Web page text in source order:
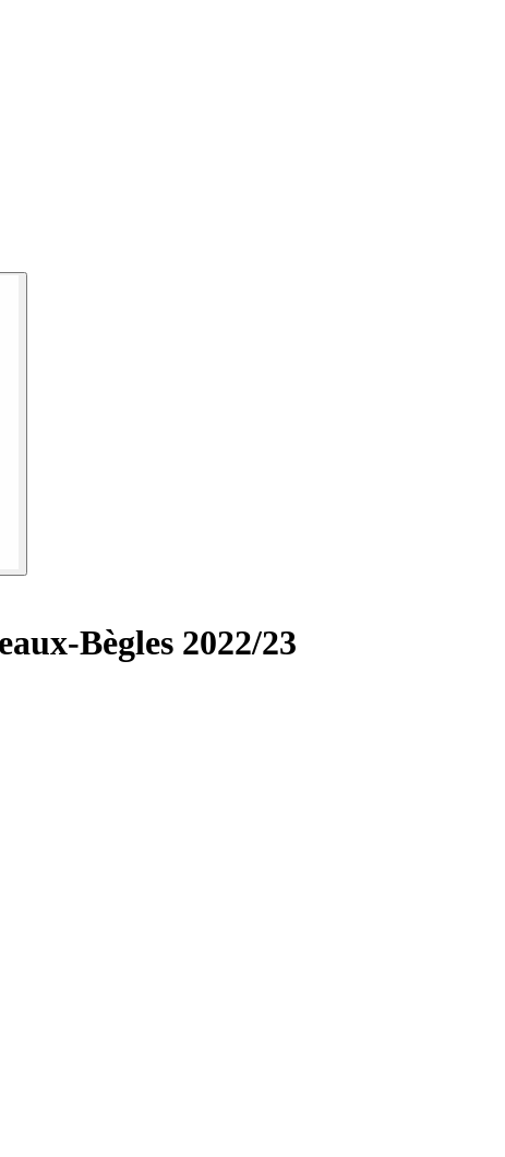
Bègles 2022/23